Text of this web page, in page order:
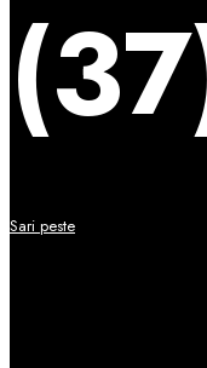
Sari peste